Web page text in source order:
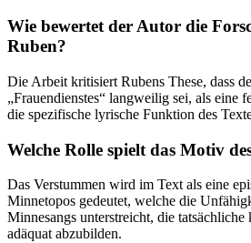
Wie bewertet der Autor die
Ruben?
Die Arbeit kritisiert Rubens These, dass
„Frauendienstes“ langweilig sei, als eine
die spezifische lyrische Funktion des
Welche Rolle spielt das Motiv
Das Verstummen wird im Text als eine
Minnetopos gedeutet, welche die
Minnesangs unterstreicht, die
adäquat abzubilden.